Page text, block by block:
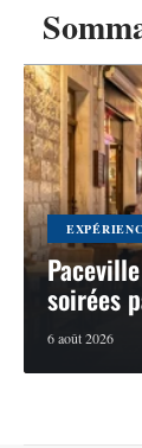
soirées
6 août 2026